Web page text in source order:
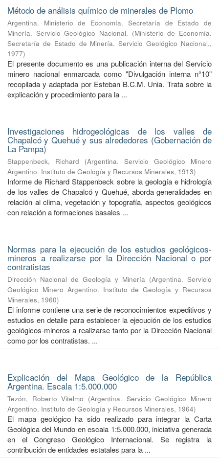
Método de análisis químico de minerales de Plomo
Argentina. Ministerio de Economía. Secretaría de Estado de
Minería. Servicio Geológico Nacional. (Ministerio de Economía.
Secretaría de Estado de Minería. Servicio Geológico Nacional.,
1977)
El presente documento es una publicación interna del Servicio
minero nacional enmarcada como "Divulgación interna n°10"
recopilada y adaptada por Esteban B.C.M. Unia. Trata sobre la
explicación y procedimiento para la ...
Investigaciones hidrogeológicas de los valles de
Chapalcó y Quehué y sus alrededores (Gobernación de
La Pampa)
Stappenbeck, Richard (Argentina. Servicio Geológico Minero
Argentino. Instituto de Geología y Recursos Minerales, 1913)
Informe de Richard Stappenbeck sobre la geología e hidrología
de los valles de Chapalcó y Quehué, aborda generalidades en
relación al clima, vegetación y topografía, aspectos geológicos
con relación a formaciones basales ...
Normas para la ejecución de los estudios geológicos-
mineros a realizarse por la Dirección Nacional o por
contratistas
Dirección Nacional de Geología y Minería (Argentina. Servicio
Geológico Minero Argentino. Instituto de Geología y Recursos
Minerales, 1960)
El informe contiene una serie de reconocimientos expeditivos y
estudios en detalle para establecer la ejecución de los estudios
geológicos-mineros a realizarse tanto por la Dirección Nacional
como por los contratistas. ...
Explicación del Mapa Geológico de la República
Argentina. Escala 1:5.000.000
Tezón, Roberto Vitelmo (Argentina. Servicio Geológico Minero
Argentino. Instituto de Geología y Recursos Minerales, 1964)
El mapa geológico ha sido realizado para integrar la Carta
Geológica del Mundo en escala 1:5.000.000, iniciativa generada
en el Congreso Geológico Internacional. Se registra la
contribución de entidades estatales para la ...